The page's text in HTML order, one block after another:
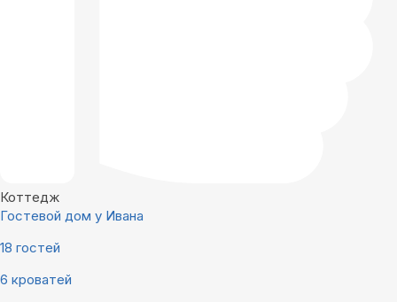
Коттедж
Гостевой дом у Ивана
18 гостей
6 кроватей